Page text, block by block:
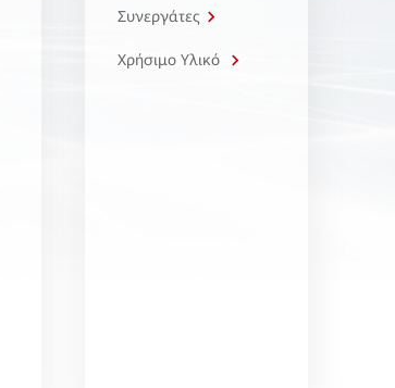
Συνεργάτες
Χρήσιμο Υλικό